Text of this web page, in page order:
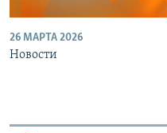
26 МАРТА 2026
Новости